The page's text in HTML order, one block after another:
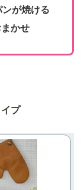
が焼ける
かせ
プ